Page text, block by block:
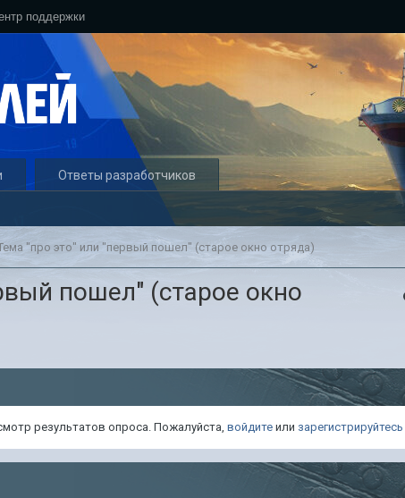
поддержки
Ответы разработчиков
"про это" или "первый пошел" (старое окно отряда)
пошел" (старое окно
результатов опроса. Пожалуйста,войдите или зарегистрируйтесь